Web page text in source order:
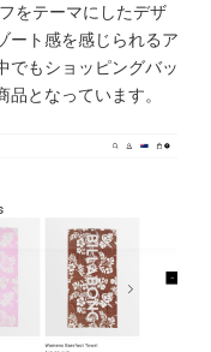
をテーマにしたデザ
ート感を感じられるア
でもショッピングバッ
となっています。